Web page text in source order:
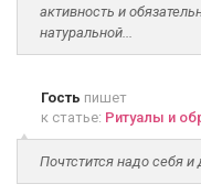
активность и
натуральной...
Гость пишет
к статье: Ритуалы и
Почтстится надо себя